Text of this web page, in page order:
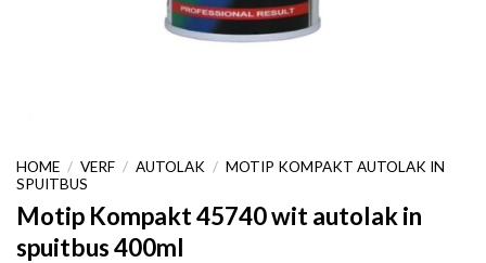
HOME / VERF / AUTOLAK / MOTIP KOMPAKT AUTOLAK IN
SPUITBUS
Motip Kompakt 45740 wit autolak in
spuitbus 400ml